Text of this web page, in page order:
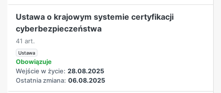
Ustawa o krajowym systemie certyfikacji
cyberbezpieczeństwa
41 art.
Ustawa
Obowiązuje
Wejście w życie: 28.08.2025
Ostatnia zmiana: 06.08.2025